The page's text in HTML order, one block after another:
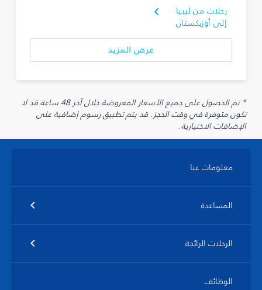
رحلات من ليبيا
إلى أوزبكستان
عرض المزيد
* تم الحصول على جميع الأسعار المعروضة خلال آخر 48 ساعة قد لا
تكون متوفرة في وقت الحجز. قد يتم تطبيق رسوم إضافية على
الإضافات الاختيارية.
معلومات عنا
المساعدة
الرحلات الرائجة
الوظائف